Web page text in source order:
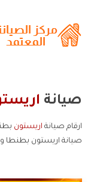
صيانة
ارقام صيانة اريستون
صيانة اريستون بطنطا